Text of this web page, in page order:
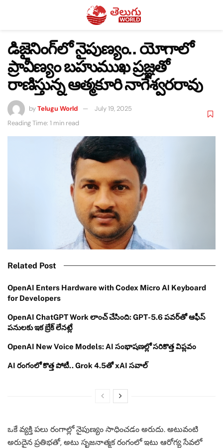
డిజైనింగ్‌లో నైపుణ్యం.. యోగాలో
ప్రావీణ్యం బహుముఖ ప్రజ్ఞతో
రాణిస్తున్న ఆత్మకూరి నాగేశ్వరరావు
byTelugu World
July 19, 2025
Reading Time: 1 min read
Related Post
OpenAI Enters Hardware with Codex Micro AI Keyboard
for Developers
OpenAI ChatGPT Work లాంచ్ చేసింది: GPT-5.6 పవర్‌తో ఆఫీస్
పనులకు ఇక బ్రేక్ లేనట్లే
OpenAI New Voice Models: AI సంభాషణల్లో సరికొత్త విప్లవం
AI రంగంలో కొత్త పోటీ.. Grok 4.5తో xAI సవాల్
ఒకే వ్యక్తి పలు రంగాల్లో నైపుణ్యం సాధించడం అరుదు. అటువంటి
అరుదైన ప్రతిభతో, అటు సృజనాత్మక రంగంలో ఇటు ఆరోగ్య సేవలో